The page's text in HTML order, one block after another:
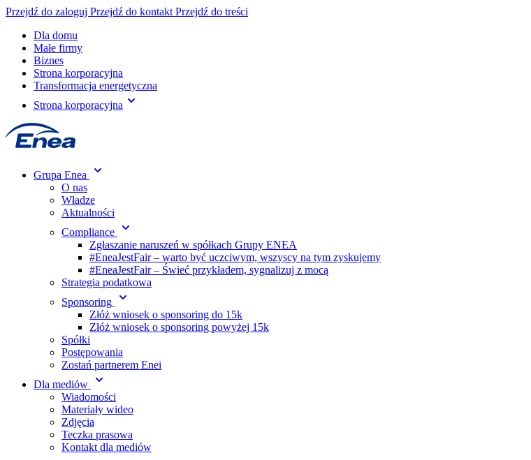
Przejdź do zaloguj Przejdź do kontakt Przejdź do treści
Dla domu
Małe firmy
Biznes
Strona korporacyjna
Transformacja energetyczna
Strona korporacyjna
Grupa Enea
O nas
Władze
Aktualności
Compliance
Zgłaszanie naruszeń w spółkach Grupy ENEA
#EneaJestFair – warto być uczciwym, wszyscy na tym zyskujemy
#EneaJestFair – Świeć przykładem, sygnalizuj z mocą
Strategia podatkowa
Sponsoring
Złóż wniosek o sponsoring do 15k
Złóż wniosek o sponsoring powyżej 15k
Spółki
Postępowania
Zostań partnerem Enei
Dla mediów
Wiadomości
Materiały wideo
Zdjęcia
Teczka prasowa
Kontakt dla mediów